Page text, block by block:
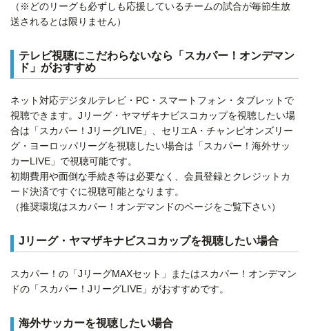
（※どのリーグも必ずしも応援しているチームの試合が毎節生放
送されるとは限りません）
テレビ視聴にこだわらないなら「スカパー！オンデマン
ド」がおすすめ
ネット対応デジタルテレビ・PC・スマートフォン・タブレットで
視聴できます。Jリーグ・ヤマザキナビスコカップを視聴したい場
合は「スカパー！JリーグLIVE」、セリエA・チャンピオンズリー
グ・ヨーロッパリーグを視聴したい場合は「スカパー！海外サッ
カーLIVE」で視聴可能です。
初期費用や面倒な手続き等は必要なく、会員登録とクレジットカ
ード決済ですぐに視聴可能となります。
（推奨環境はスカパー！オンデマンドのページをご覧下さい）
Jリーグ・ヤマザキナビスコカップを視聴したい場合
スカパー！の「JリーグMAXセット」またはスカパー！オンデマン
ドの「スカパー！JリーグLIVE」がおすすめです。
海外サッカーを視聴したい場合